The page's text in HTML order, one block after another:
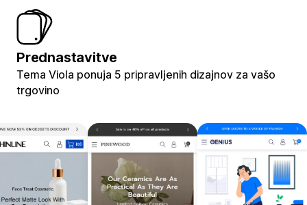
Prednastavitve
Tema Viola ponuja 5 pripravljenih dizajnov za vašo
trgovino